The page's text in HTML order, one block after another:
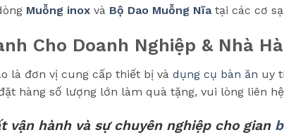
Muỗng inoxvà Bộ Dao Muỗng Nĩatại các cơ
Cho Doanh Nghiệp & Nhà
là đơn vị cung cấp thiết bị và dụng cụ bàn ăn uy
hàng số lượng lớn làm quà tặng, vui lòng liên
vận hành và sự chuyên nghiệp cho gian